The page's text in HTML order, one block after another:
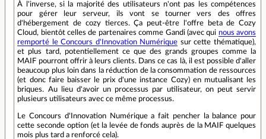
À l'inverse, si la majorité des utilisateurs n'ont pas les compétences
pour gérer leur serveur, ils vont se tourner vers des offres
d'hébergement de cozy tierces. Ça peut-être l'offre beta de Cozy
Cloud, bientôt celles de partenaires comme Gandi (avec qui nous avons
remporté le Concours d'Innovation Numérique sur cette thématique),
et plus tard, potentiellement ce que des grands groupes comme la
MAIF pourront offrir à leurs clients. Dans ce cas là, il est possible d'aller
beaucoup plus loin dans la réduction de la consommation de ressources
(et donc faire baisser le prix d'une instance Cozy) en mutualisant les
briques. Au lieu d'avoir un processus par utilisateur, on peut servir
plusieurs utilisateurs avec ce même processus.
Le Concours d'Innovation Numérique a fait pencher la balance pour
cette seconde option (et la levée de fonds auprès de la MAIF quelques
mois plus tard a renforcé cela).